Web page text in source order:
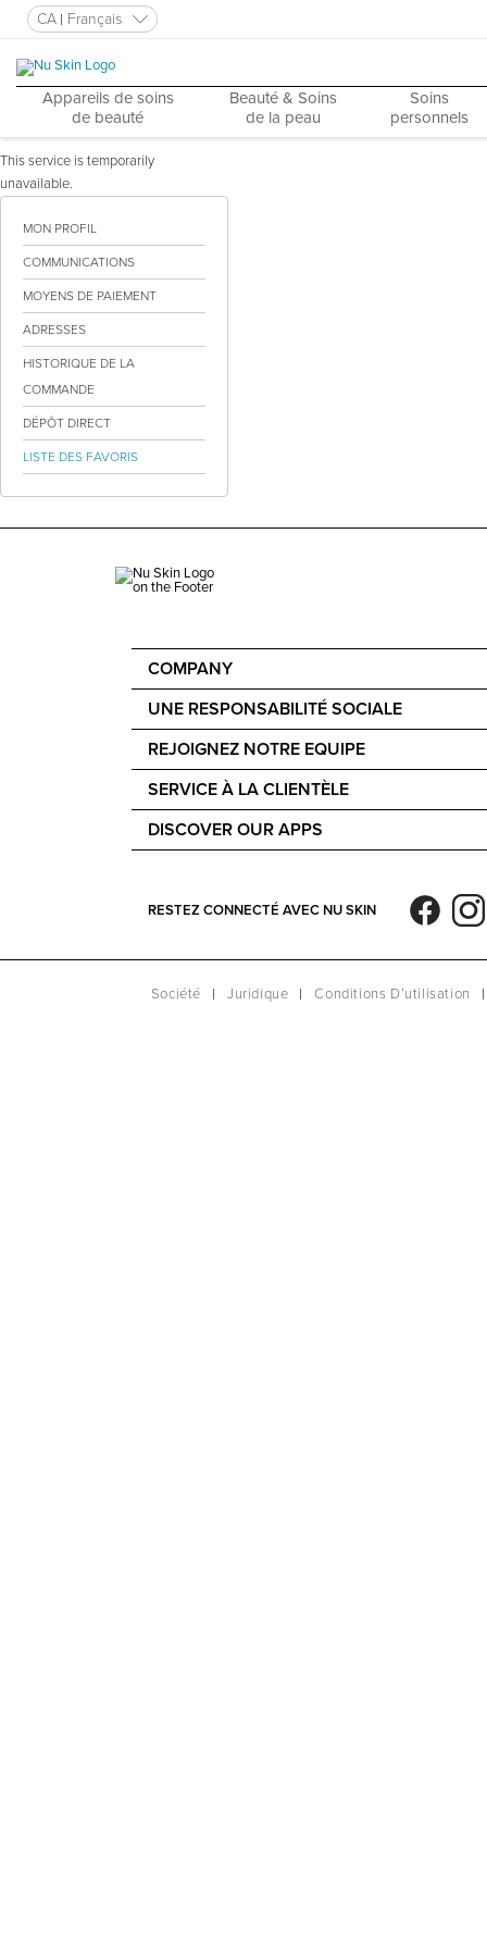
CA Français
Appareils de soins
de beauté
Beauté & Soins
de la peau
Soins
personnels
This service is temporarily
unavailable.
MON PROFIL
COMMUNICATIONS
MOYENS DE PAIEMENT
ADRESSES
HISTORIQUE DE LA
COMMANDE
DÉPÔT DIRECT
LISTE DES FAVORIS
COMPANY
40e anniversaire
Une voix mondiale
UNE RESPONSABILITÉ SOCIALE
Nourish the Children
Durabilité
Philosophie des ingrédients
REJOIGNEZ NOTRE EQUIPE
Gratifications financières
SERVICE À LA CLIENTÈLE
Accessibility Statement
Report a Tech Issue
DISCOVER OUR APPS
RESTEZ CONNECTÉ AVEC NU SKIN
Société Juridique Conditions D’utilisation